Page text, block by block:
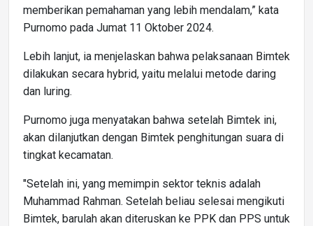
memberikan pemahaman yang lebih mendalam,” kata
Purnomo pada Jumat 11 Oktober 2024.
Lebih lanjut, ia menjelaskan bahwa pelaksanaan Bimtek
dilakukan secara hybrid, yaitu melalui metode daring
dan luring.
Purnomo juga menyatakan bahwa setelah Bimtek ini,
akan dilanjutkan dengan Bimtek penghitungan suara di
tingkat kecamatan.
"Setelah ini, yang memimpin sektor teknis adalah
Muhammad Rahman. Setelah beliau selesai mengikuti
Bimtek, barulah akan diteruskan ke PPK dan PPS untuk